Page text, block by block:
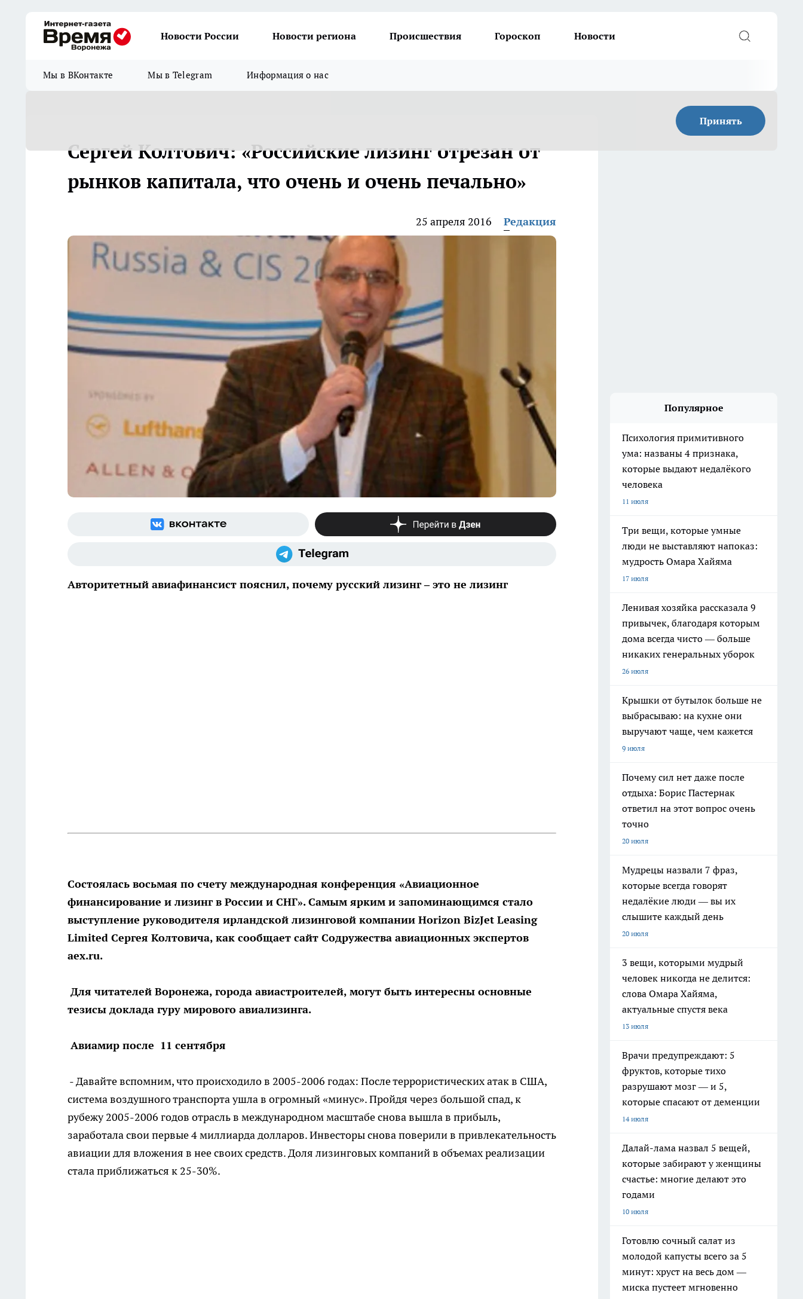
Новости России Новости региона Происшествия Гороскоп Новости
Мы в ВКонтакте Мы в Telegram Информация о нас
Принять
Сергей Колтович: «Российские лизинг отрезан от
рынков капитала, что очень и очень печально»
25 апреля 2016 Редакция
Авторитетный авиафинансист пояснил, почему русский лизинг – это не лизинг
Состоялась восьмая по счету международная конференция «Авиационное
финансирование и лизинг в России и СНГ». Самым ярким и запоминающимся стало
выступление руководителя ирландской лизинговой компании Horizon BizJet Leasing
Limited Сергея Колтовича, как сообщает сайт Содружества авиационных экспертов
aex.ru.
Для читателей Воронежа, города авиастроителей, могут быть интересны основные
тезисы доклада гуру мирового авиализинга.
Авиамир после 11 сентября
- Давайте вспомним, что происходило в 2005-2006 годах: После террористических атак в США,
система воздушного транспорта ушла в огромный «минус». Пройдя через большой спад, к
рубежу 2005-2006 годов отрасль в международном масштабе снова вышла в прибыль,
заработала свои первые 4 миллиарда долларов. Инвесторы снова поверили в привлекательность
авиации для вложения в нее своих средств. Доля лизинговых компаний в объемах реализации
стала приближаться к 25-30%.
Популярное
Психология примитивного
ума: названы 4 признака,
которые выдают недалёкого
человека
11 июля
Три вещи, которые умные
люди не выставляют напоказ:
мудрость Омара Хайяма
17 июля
Ленивая хозяйка рассказала 9
привычек, благодаря которым
дома всегда чисто — больше
никаких генеральных уборок
26 июля
Крышки от бутылок больше не
выбрасываю: на кухне они
выручают чаще, чем кажется
9 июля
Почему сил нет даже после
отдыха: Борис Пастернак
ответил на этот вопрос очень
точно
20 июля
Мудрецы назвали 7 фраз,
которые всегда говорят
недалёкие люди — вы их
слышите каждый день
20 июля
3 вещи, которыми мудрый
человек никогда не делится:
слова Омара Хайяма,
актуальные спустя века
13 июля
Врачи предупреждают: 5
фруктов, которые тихо
разрушают мозг — и 5,
которые спасают от деменции
14 июля
Далай-лама назвал 5 вещей,
которые забирают у женщины
счастье: многие делают это
годами
10 июля
Готовлю сочный салат из
молодой капусты всего за 5
минут: хруст на весь дом —
миска пустеет мгновенно